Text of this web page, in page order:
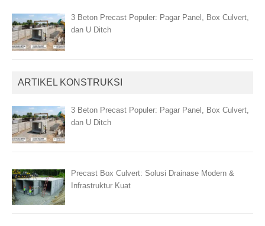
3 Beton Precast Populer: Pagar Panel, Box Culvert,
dan U Ditch
ARTIKEL KONSTRUKSI
3 Beton Precast Populer: Pagar Panel, Box Culvert,
dan U Ditch
Precast Box Culvert: Solusi Drainase Modern &
Infrastruktur Kuat